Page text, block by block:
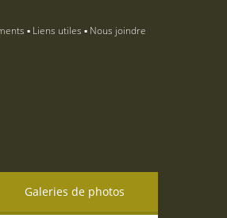
Liens utiles Nous joindre
Galeries de photos